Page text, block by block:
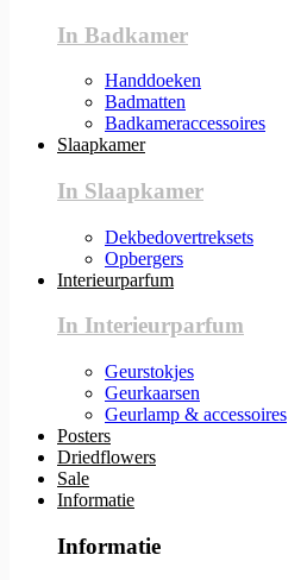
In Badkamer
Handdoeken
Badmatten
Badkameraccessoires
Slaapkamer
In Slaapkamer
Dekbedovertreksets
Opbergers
Interieurparfum
In Interieurparfum
Geurstokjes
Geurkaarsen
Geurlamp & accessoires
Posters
Driedflowers
Sale
Informatie
Informatie